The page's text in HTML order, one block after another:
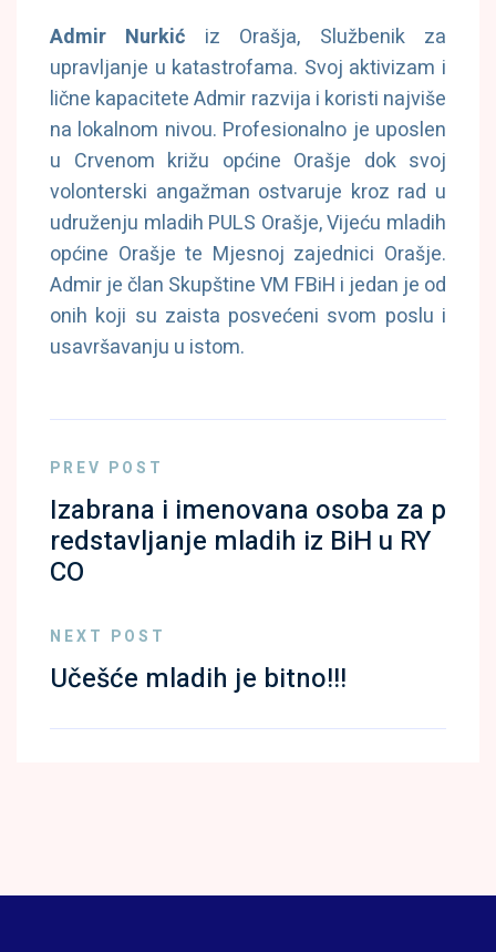
Admir Nurkić iz Orašja, Službenik za
upravljanje u katastrofama. Svoj aktivizam i
lične kapacitete Admir razvija i koristi najviše
na lokalnom nivou. Profesionalno je uposlen
u Crvenom križu općine Orašje dok svoj
volonterski angažman ostvaruje kroz rad u
udruženju mladih PULS Orašje, Vijeću mladih
općine Orašje te Mjesnoj zajednici Orašje.
Admir je član Skupštine VM FBiH i jedan je od
onih koji su zaista posvećeni svom poslu i
usavršavanju u istom.
PREV POST
Izabrana i imenovana osoba za p
redstavljanje mladih iz BiH u RY
CO
NEXT POST
Učešće mladih je bitno!!!